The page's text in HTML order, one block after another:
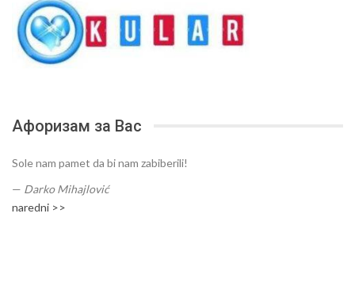
Афоризам за Вас
Sole nam pamet da bi nam zabiberili!
— Darko Mihajlović
naredni >>